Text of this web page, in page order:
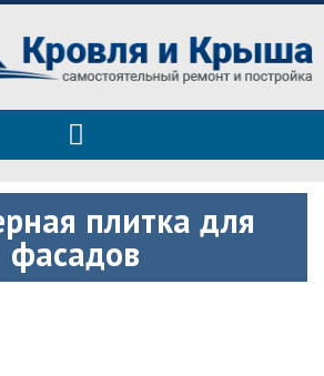
только полезные
строительстве дома и ремонте
плитка для
фасадов